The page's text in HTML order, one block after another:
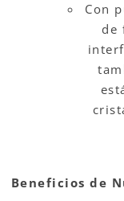
Con
de
Beneficios de